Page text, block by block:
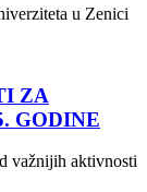
u Zenici
ZA
GODINE
važnijih aktivnosti